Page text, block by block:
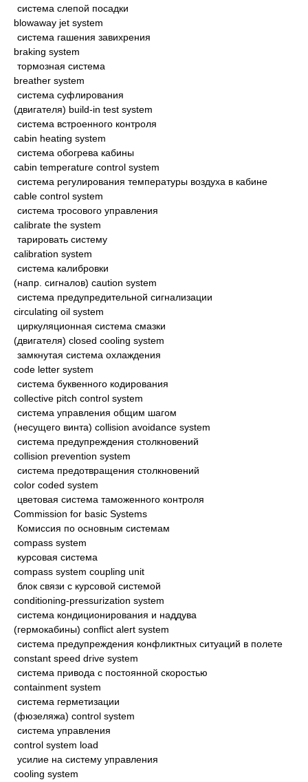
система слепой посадки
blowaway jet system
система гашения завихрения
braking system
тормозная система
breather system
система суфлирования
(двигателя) build-in test system
система встроенного контроля
cabin heating system
система обогрева кабины
cabin temperature control system
система регулирования температуры воздуха в кабине
cable control system
система тросового управления
calibrate the system
тарировать систему
calibration system
система калибровки
(напр. сигналов) caution system
система предупредительной сигнализации
circulating oil system
циркуляционная система смазки
(двигателя) closed cooling system
замкнутая система охлаждения
code letter system
система буквенного кодирования
collective pitch control system
система управления общим шагом
(несущего винта) collision avoidance system
система предупреждения столкновений
collision prevention system
система предотвращения столкновений
color coded system
цветовая система таможенного контроля
Commission for basic Systems
Комиссия по основным системам
compass system
курсовая система
compass system coupling unit
блок связи с курсовой системой
conditioning-pressurization system
система кондиционирования и наддува
(гермокабины) conflict alert system
система предупреждения конфликтных ситуаций в полете
constant speed drive system
система привода с постоянной скоростью
containment system
система герметизации
(фюзеляжа) control system
система управления
control system load
усилие на систему управления
cooling system